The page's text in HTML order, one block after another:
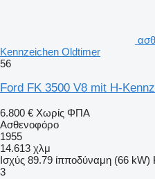
Kennzeichen Oldtimer
56
Ford FK 3500 V8 mit H-
6.800 € Χωρίς ΦΠΑ
Ασθενοφόρο
1955
14.613 χλμ
Ισχύς 89.79 ίπποδύναμη (66 kW)
3